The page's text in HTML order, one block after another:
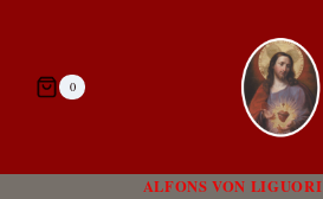
springen0
ALFONS VON LIGUORI